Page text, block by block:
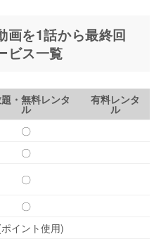
画を1話から最終回
ビス一覧
題・無料レンタ
ル
有料レンタ
ル
〇
〇
〇
〇
イント使用)